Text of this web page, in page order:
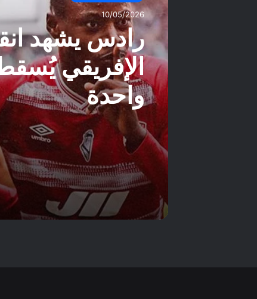
10/05/2026
رادس يشهد
الإفريقي
واحدة